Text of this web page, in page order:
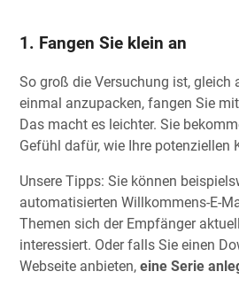
1. Fangen Sie klein an
So groß die Versuchung ist, gleich
einmal anzupacken, fangen Sie
Das macht es leichter. Sie
Gefühl dafür, wie Ihre potenziellen
Unsere Tipps: Sie können
automatisierten Willkommens-E-
Themen sich der Empfänger
interessiert. Oder falls Sie einen
Webseite anbieten,eine Serie